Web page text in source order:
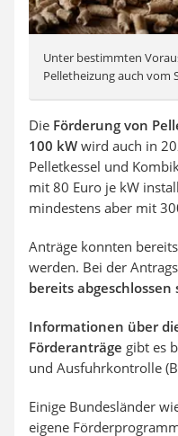
Unter bestimmten
Pelletheizung auch vom
Die Förderung von
100 kW wird auch in
Pelletkessel und
mit 80 Euro je kW
mindestens aber mit
Anträge konnten
werden. Bei der
bereits abgeschlossen
Informationen über
Förderanträge gibt es
und Ausfuhrkontrolle
Einige Bundesländer
eigene